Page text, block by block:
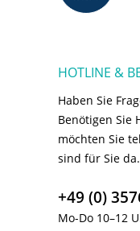
HOTLINE &
Haben Sie
Benötigen Sie
möchten Sie
sind für Sie da.
+49 (0)
Mo-Do 10–12